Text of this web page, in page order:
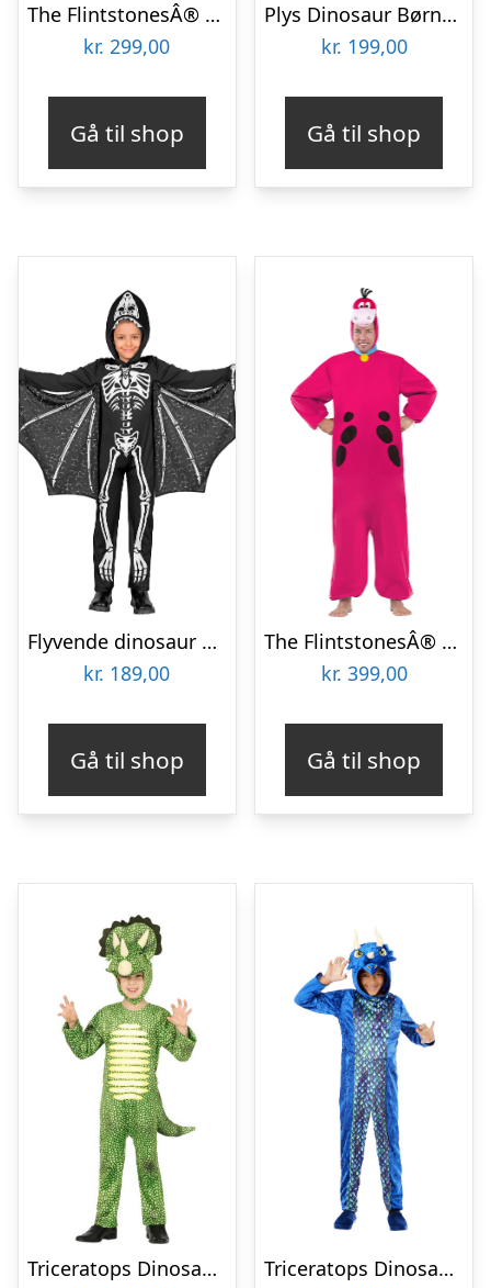
The FlintstonesÂ® Dino Børnekostume
kr. 299,00
Gå til shop
Plys Dinosaur Børnekostume
kr. 199,00
Gå til shop
Flyvende dinosaur skelet kostume til børn
kr. 189,00
Gå til shop
The FlintstonesÂ® Dino Kostume
kr. 399,00
Gå til shop
Triceratops Dinosaur Børnekostume
Triceratops Dinosaur Børnekostume